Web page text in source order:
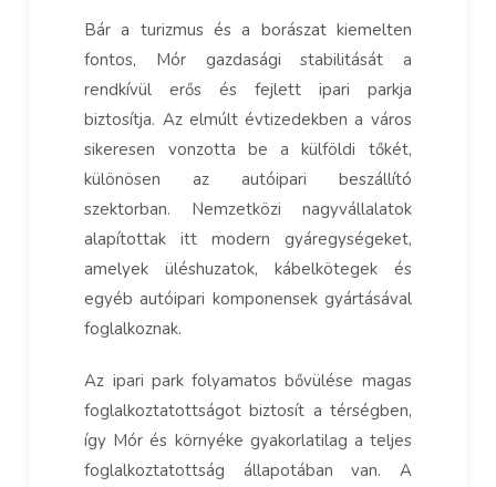
Bár a turizmus és a borászat kiemelten
fontos, Mór gazdasági stabilitását a
rendkívül erős és fejlett ipari parkja
biztosítja. Az elmúlt évtizedekben a város
sikeresen vonzotta be a külföldi tőkét,
különösen az autóipari beszállító
szektorban. Nemzetközi nagyvállalatok
alapítottak itt modern gyáregységeket,
amelyek üléshuzatok, kábelkötegek és
egyéb autóipari komponensek gyártásával
foglalkoznak.
Az ipari park folyamatos bővülése magas
foglalkoztatottságot biztosít a térségben,
így Mór és környéke gyakorlatilag a teljes
foglalkoztatottság állapotában van. A